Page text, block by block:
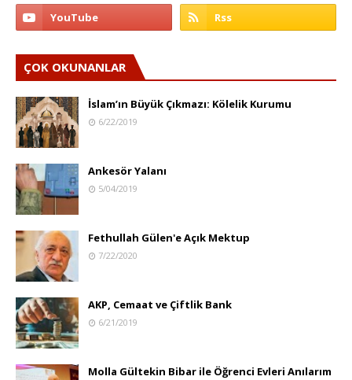
ÇOK OKUNANLAR
İslam’ın Büyük Çıkmazı: Kölelik Kurumu
6/22/2019
Ankesör Yalanı
5/04/2019
Fethullah Gülen'e Açık Mektup
7/22/2020
AKP, Cemaat ve Çiftlik Bank
6/21/2019
Molla Gültekin Bibar ile Öğrenci Evleri Anılarım